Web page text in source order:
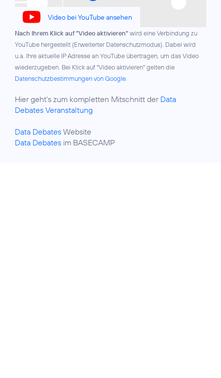
Video bei YouTube ansehen
Nach Ihrem Klick auf "Video aktivieren"wird eine Verbindung zu
YouTube hergestellt (Erweiterter Datenschutzmodus). Dabei wird
u.a. Ihre aktuelle IP Adresse an YouTube übertragen, um das Video
wiederzugeben. Bei Klick auf "Video aktivieren" gelten die
Datenschutzbestimmungen von Google.
Hier geht’s zum kompletten Mitschnitt der Data
Debates Veranstaltung
Data Debates
Data Debates im BASECAMP